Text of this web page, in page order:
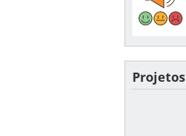
Projetos